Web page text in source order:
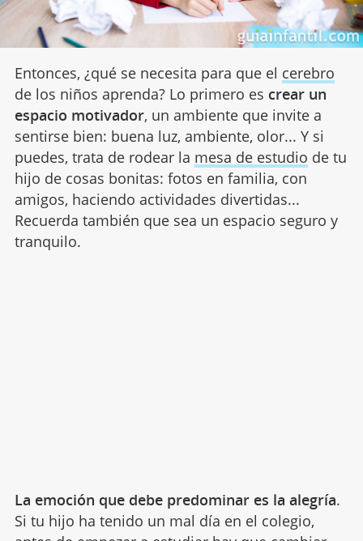
Entonces, ¿qué se necesita para que el cerebro
de los niños aprenda? Lo primero es crear un
espacio motivador, un ambiente que invite a
sentirse bien: buena luz, ambiente, olor... Y si
puedes, trata de rodear la mesa de estudio de tu
hijo de cosas bonitas: fotos en familia, con
amigos, haciendo actividades divertidas...
Recuerda también que sea un espacio seguro y
tranquilo.
La emoción que debe predominar es la alegría.
Si tu hijo ha tenido un mal día en el colegio,